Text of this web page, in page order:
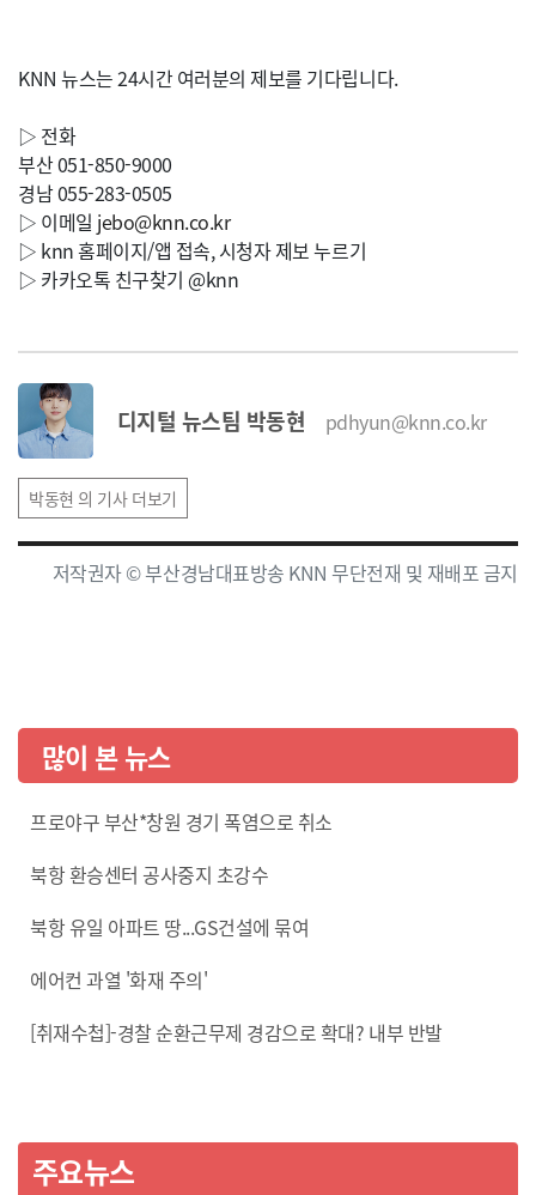
KNN 뉴스는 24시간 여러분의 제보를 기다립니다.
▷ 전화
부산 051-850-9000
경남 055-283-0505
▷ 이메일 jebo@knn.co.kr
▷ knn 홈페이지/앱 접속, 시청자 제보 누르기
▷ 카카오톡 친구찾기 @knn
디지털 뉴스팀 박동현 pdhyun@knn.co.kr
박동현 의 기사 더보기
저작권자 © 부산경남대표방송 KNN 무단전재 및 재배포 금지
많이 본 뉴스
프로야구 부산*창원 경기 폭염으로 취소
북항 환승센터 공사중지 초강수
북항 유일 아파트 땅...GS건설에 묶여
에어컨 과열 '화재 주의'
[취재수첩]-경찰 순환근무제 경감으로 확대? 내부 반발
주요뉴스